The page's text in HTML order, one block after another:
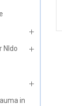
NIdo
in